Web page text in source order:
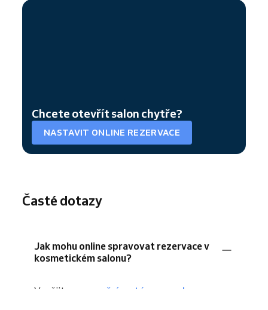
Chcete otevřít salon chytře?
NASTAVIT ONLINE REZERVACE
Časté dotazy
Jak mohu online spravovat rezervace v
kosmetickém salonu?
Využijte rezervační systém pro salony